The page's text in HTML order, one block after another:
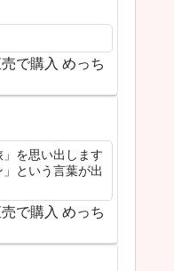
で購入 めっち
を思い出します
という言葉が出
で購入 めっち